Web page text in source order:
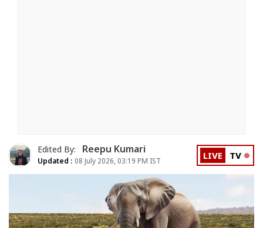
Edited By: Reepu Kumari
Updated : 08 July 2026, 03:19 PM IST LIVE TV